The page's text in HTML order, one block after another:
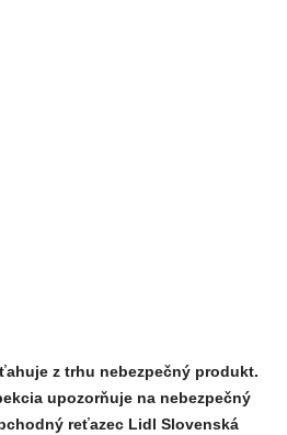
z trhu nebezpečný produkt.
upozorňuje na nebezpečný
reťazec Lidl Slovenská